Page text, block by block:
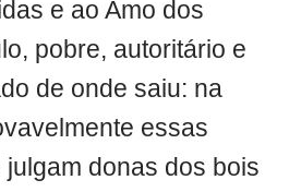
e ao Amo dos
pobre, autoritário e
de onde saiu: na
essas
donas dos bois